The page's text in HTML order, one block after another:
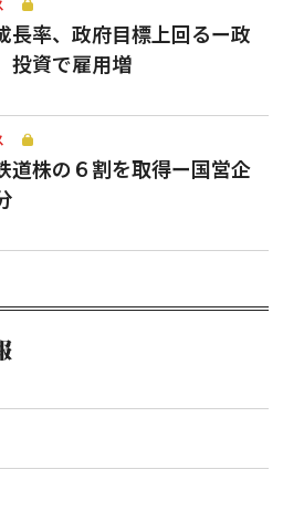
長率、政府目標上回るー政
投資で雇用増
道株の６割を取得ー国営企